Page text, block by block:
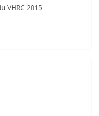
VHRC 2015